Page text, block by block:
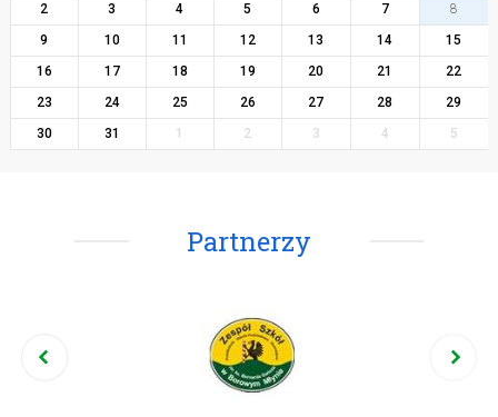
2
3 4 5 6 7
8
9
10 11 12 13 14
15
16
17 18 19 20 21
22
23
24 25 26 27 28
29
30
31 1 2 3 4 5
Partnerzy